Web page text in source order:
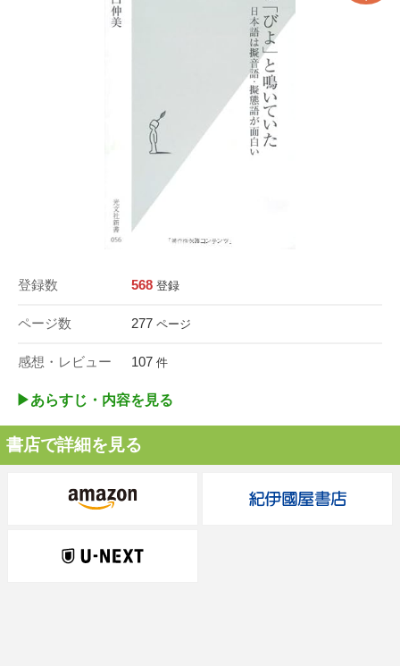
登録数 568 登録
ページ数 277 ページ
感想・レビュー 107 件
▶︎あらすじ・内容を見る
書店で詳細を見る